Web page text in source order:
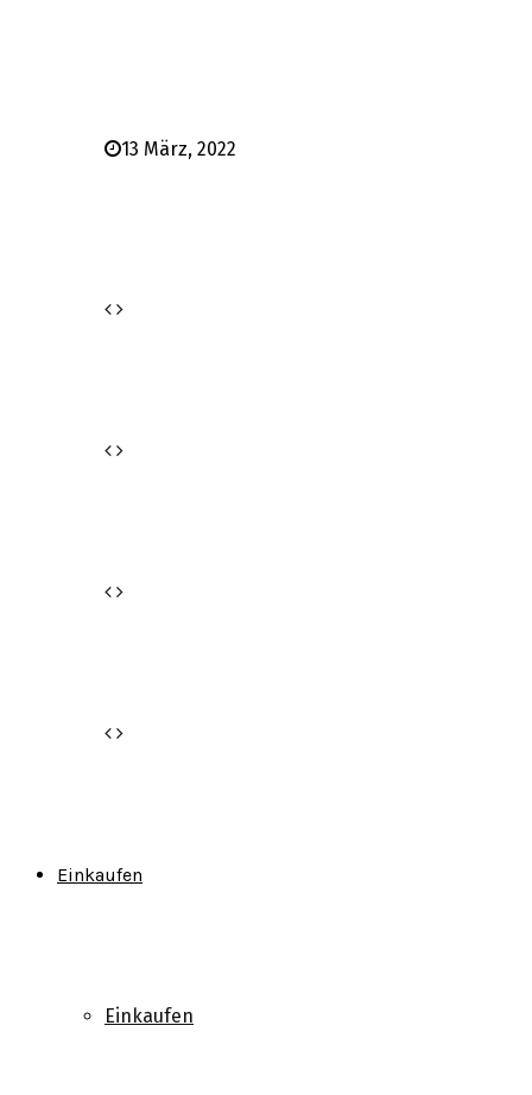
13 März, 2022
Einkaufen
Einkaufen